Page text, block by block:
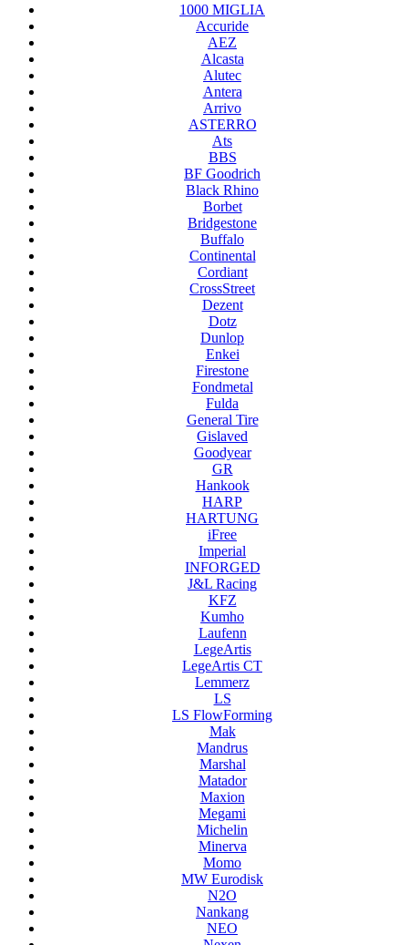
1000 MIGLIA
Accuride
AEZ
Alcasta
Alutec
Antera
Arrivo
ASTERRO
Ats
BBS
BF Goodrich
Black Rhino
Borbet
Bridgestone
Buffalo
Continental
Cordiant
CrossStreet
Dezent
Dotz
Dunlop
Enkei
Firestone
Fondmetal
Fulda
General Tire
Gislaved
Goodyear
GR
Hankook
HARP
HARTUNG
iFree
Imperial
INFORGED
J&L Racing
KFZ
Kumho
Laufenn
LegeArtis
LegeArtis CT
Lemmerz
LS
LS FlowForming
Mak
Mandrus
Marshal
Matador
Maxion
Megami
Michelin
Minerva
Momo
MW Eurodisk
N2O
Nankang
NEO